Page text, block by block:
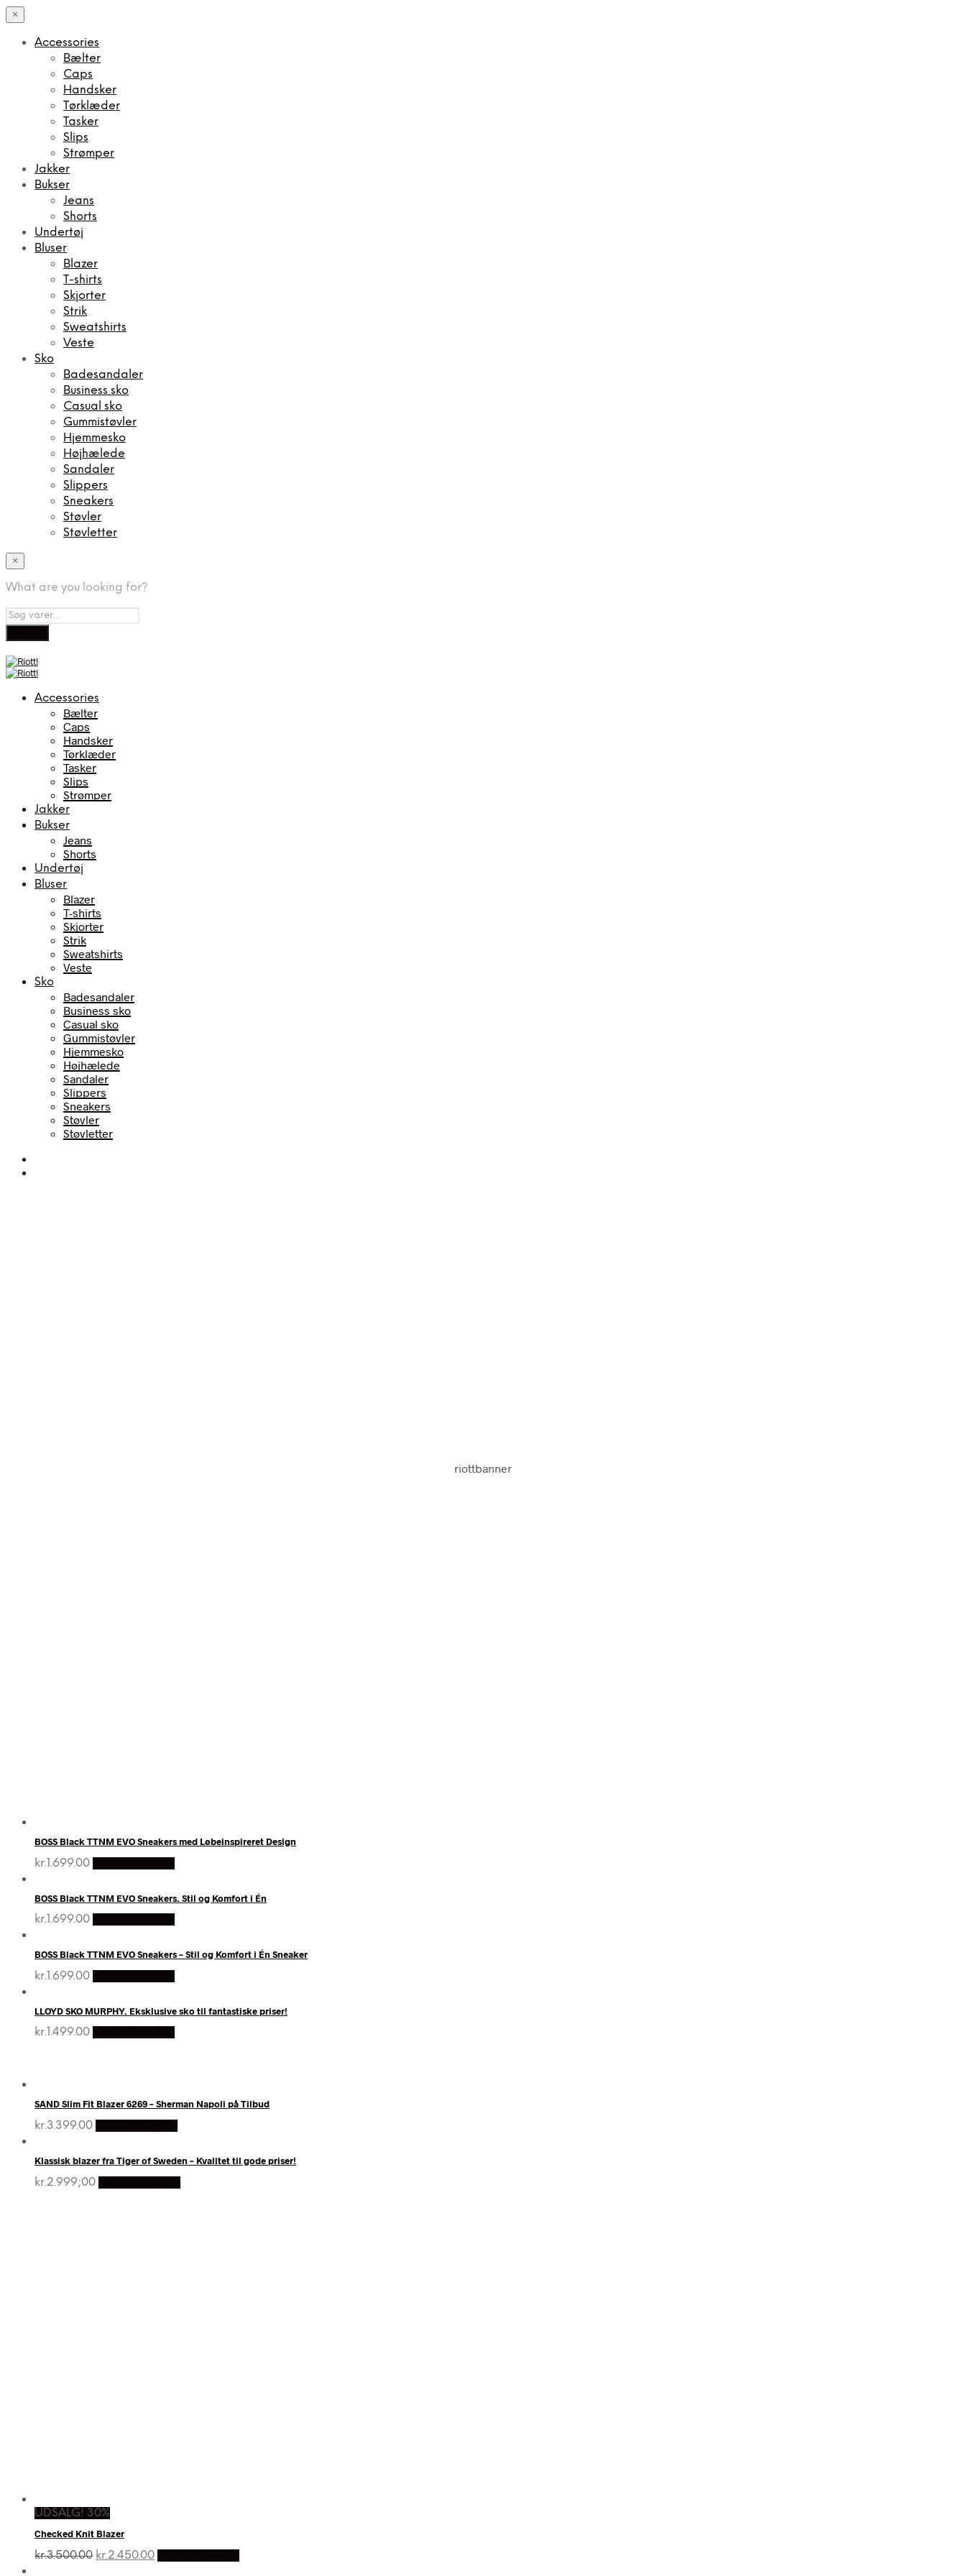
×
Accessories
Bælter
Caps
Handsker
Tørklæder
Tasker
Slips
Strømper
Jakker
Bukser
Jeans
Shorts
Undertøj
Bluser
Blazer
T-shirts
Skjorter
Strik
Sweatshirts
Veste
Sko
Badesandaler
Business sko
Casual sko
Gummistøvler
Hjemmesko
Højhælede
Sandaler
Slippers
Sneakers
Støvler
Støvletter
×
What are you looking for?
Accessories
Bælter
Caps
Handsker
Tørklæder
Tasker
Slips
Strømper
Jakker
Bukser
Jeans
Shorts
Undertøj
Bluser
Blazer
T-shirts
Skjorter
Strik
Sweatshirts
Veste
Sko
Badesandaler
Business sko
Casual sko
Gummistøvler
Hjemmesko
Højhælede
Sandaler
Slippers
Sneakers
Støvler
Støvletter
riottbanner
BOSS Black TTNM EVO Sneakers med Løbeinspireret Design
kr.1.699.00
BOSS Black TTNM EVO Sneakers. Stil og Komfort i Én
kr.1.699.00
BOSS Black TTNM EVO Sneakers – Stil og Komfort i Én Sneaker
kr.1.699.00
LLOYD SKO MURPHY. Eksklusive sko til fantastiske priser!
kr.1.499.00
SAND Slim Fit Blazer 6269 – Sherman Napoli på Tilbud
kr.3.399.00
Klassisk blazer fra Tiger of Sweden – Kvalitet til gode priser!
kr.2.999;00
UDSALG! 30%
Checked Knit Blazer
kr.3.500.00 Den
kr.2.450.00Den